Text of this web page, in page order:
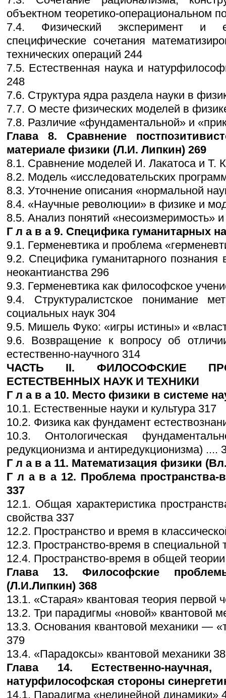
объектном теоретико-операциональном
7.4. Физический эксперимент и
специфические сочетания
технических операций 244
7.5. Естественная наука и
248
7.6. Структура ядра раздела науки в
7.7. О месте физических моделей в
7.8. Различие «фундаментальной» и
Глава 8. Сравнение
материале физики (Л.И. Липкин) 269
8.1. Сравнение моделей И. Лакатоса и Т.
8.2. Модель «исследовательских
8.3. Уточнение описания «нормальной
8.4. «Научные революции» в физике и
8.5. Анализ понятий «несоизмеримость»
Г л а в а 9. Специфика гуманитарных
9.1. Герменевтика и проблема
9.2. Специфика гуманитарного
неокантианства 296
9.3. Герменевтика как философское
9.4. Структуралистское понимание
социальных наук 304
9.5. Мишель Фуко: «игры истины» и
9.6. Возвращение к вопросу об
естественно-научного 314
ЧАСТЬ II. ФИЛОСОФСКИЕ
ЕСТЕСТВЕННЫХ НАУК И ТЕХНИКИ
Г л а в а 10. Место физики в системе
10.1. Естественные науки и культура 317
10.2. Физика как фундамент
10.3. Онтологическая
редукционизма и антиредукционизма) ....
Г л а в а 11. Математизация физики
Г л а в а 12. Проблема
337
12.1. Общая характеристика
свойства 337
12.2. Пространство и время в
12.3. Пространство-время в специальной
12.4. Пространство-время в общей
Глава 13. Философские
(Л.И.Липкин) 368
13.1. «Старая» квантовая теория первой
13.2. Три парадигмы «новой» квантовой
13.3. Основания квантовой механики —
379
13.4. «Парадоксы» квантовой механики
Глава 14. Естественно-
натурфилософская стороны
14.1. Парадигма «нелинейной динамики»